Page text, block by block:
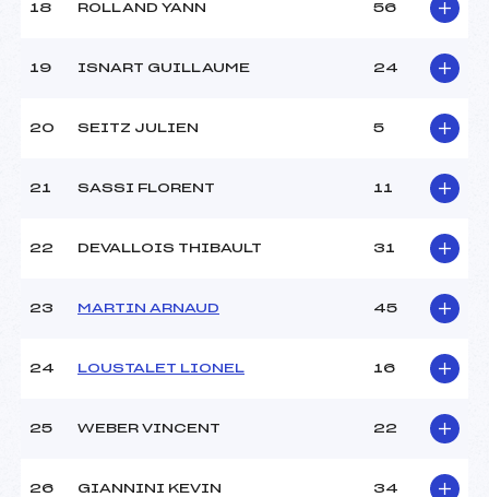
18 ROLLAND YANN 56
19 ISNART GUILLAUME 24
20 SEITZ JULIEN 5
21 SASSI FLORENT 11
22 DEVALLOIS THIBAULT 31
23 MARTIN ARNAUD 45
24 LOUSTALET LIONEL 16
25 WEBER VINCENT 22
26 GIANNINI KEVIN 34